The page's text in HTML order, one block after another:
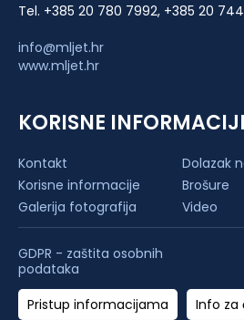
Tel. +385 20 780 7992, +385 20
info@mljet.hr
www.mljet.hr
KORISNE
Kontakt
Dolazak
Korisne informacije
Brošure
Galerija fotografija
Video
GDPR - zaštita osobnih
podataka
Pristup informacijama
Info za